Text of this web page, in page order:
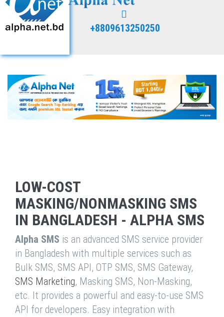
+8809613250250
LOW-COST
MASKING/NONMASKING SMS
IN BANGLADESH - ALPHA SMS
Alpha SMS is an advanced SMS service provider
in Bangladesh with multiple services such as
Bulk SMS, SMS API, OTP SMS, SMS Gateway,
SMS Marketing, Masking SMS, Non-Masking,
etc. It provides a powerful and easy-to-use SMS
API for developers. Easy integration with